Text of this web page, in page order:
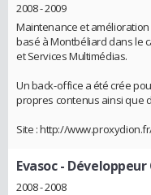
2008 - 2009
Maintenance et
basé à Montbéliard dans le
et Services Multimédias.
Un back-office a été crée
propres contenus ainsi que
Site : http://
Evasoc- Développeur
2008 - 2008